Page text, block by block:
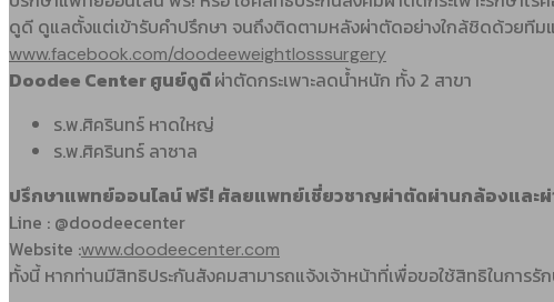
ดูดี ดูแลตั้งแต่เข้ารับคำปรึกษา จนถึงติดตามหลังผ่าตัดอย่างใกล้ชิดด้วยทีม
www.facebook.com/doodeeweightlosssurgery
Doodee Center ศูนย์ดูดีผ่าตัดกระเพาะลดน้ำหนัก ทั้ง 2 สาขา
ร.พ.ศิครินทร์ หาดใหญ่
ร.พ.ศิครินทร์ ลาซาล
ปรึกษาแพทย์ออนไลน์ ฟรี! ศัลยแพทย์เชี่ยวชาญผ่าตัดผ่านกล้องและผ่
Line : @doodeecenter
Website :www.doodeecenter.com
ทั้งนี้ หากท่านมีสิทธิประกันสังคมสามารถแจ้งเจ้าหน้าที่เพื่อขอใช้สิทธิในการรั